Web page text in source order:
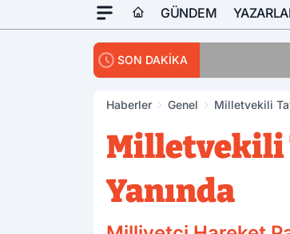
GÜNDEM
SON DAKİKA 10
Haberler Genel Milletvekili
Milletvekili
Yanında